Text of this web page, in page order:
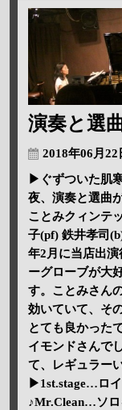
演奏と選
2018年06月22
▶ぐずついた肌
夜、演奏と選曲
ことみクィンテ
子(pf) 鉄井孝司
年2月に当店出
ーグローブが大
す。ことみさん
効いていて、そ
とても良かった
イモンドさんで
て、レギュラー
▶1st.stage…ロ
♪Mr.Clean…ソロ